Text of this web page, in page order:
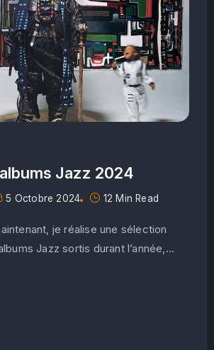
Jazz 2024
5 Octobre 2024 12 Min Read
je réalise une sélection
Jazz sortis durant l’année,...